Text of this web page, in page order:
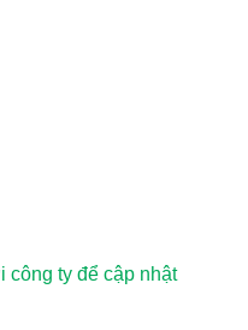
công ty để cập nhật